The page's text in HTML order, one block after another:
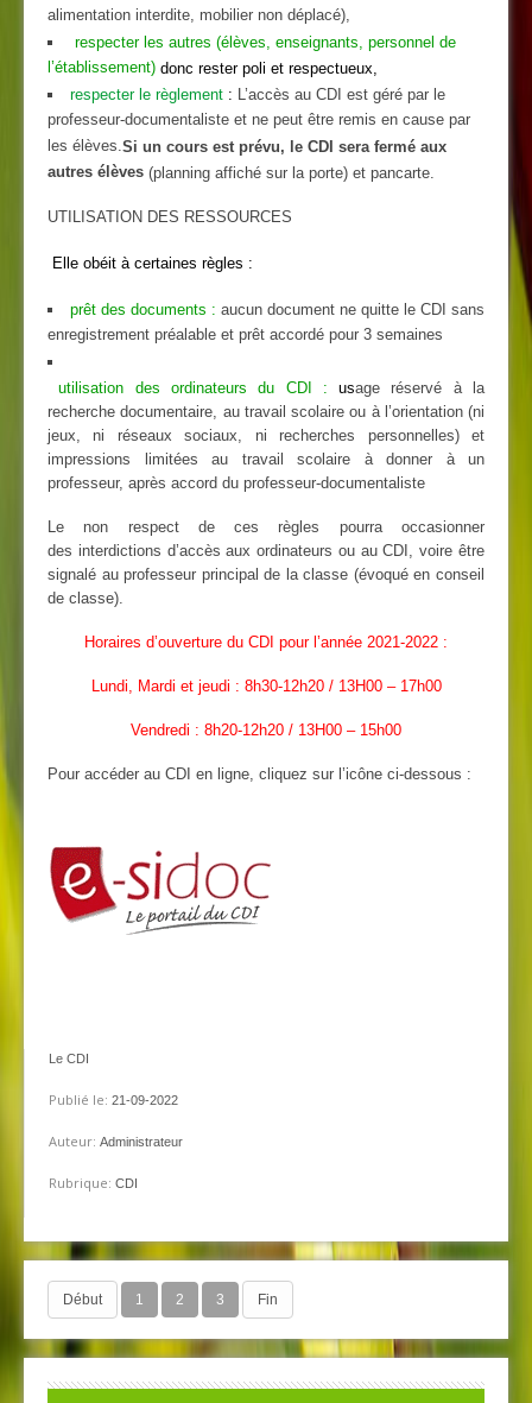
alimentation interdite, mobilier non déplacé),
respecter les autres (élèves, enseignants, personnel de
l’établissement) donc rester poli et respectueux,
respecter le règlement : L’accès au CDI est géré par le
professeur-documentaliste et ne peut être remis en cause par
les élèves.Si un cours est prévu, le CDI sera fermé aux
autres élèves (planning affiché sur la porte) et pancarte.
UTILISATION DES RESSOURCES
Elle obéit à certaines règles :
prêt des documents : aucun document ne quitte le CDI sans
enregistrement préalable et prêt accordé pour 3 semaines
utilisation des ordinateurs du CDI :usage réservé à la
recherche documentaire, au travail scolaire ou à l’orientation (ni
jeux, ni réseaux sociaux, ni recherches personnelles) et
impressions limitées au travail scolaire à donner à un
professeur, après accord du professeur-documentaliste
Le non respect de ces règles pourra occasionner
des interdictions d’accès aux ordinateurs ou au CDI, voire être
signalé au professeur principal de la classe (évoqué en conseil
de classe).
Horaires d’ouverture du CDI pour l’année 2021-2022 :
Lundi, Mardi et jeudi : 8h30-12h20 / 13H00 – 17h00
Vendredi : 8h20-12h20 / 13H00 – 15h00
Pour accéder au CDI en ligne, cliquez sur l’icône ci-dessous :
Le CDI
Publié le: 21-09-2022
Auteur: Administrateur
Rubrique: CDI
Début 1 2 3 Fin